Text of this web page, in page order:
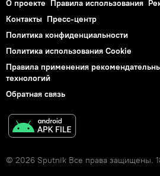
О проекте Правила использования
Контакты Пресс-центр
Политика конфиденциальности
Политика использования Cookie
Правила применения
технологий
Обратная связь
© 2026 Sputnik Все права защищены.